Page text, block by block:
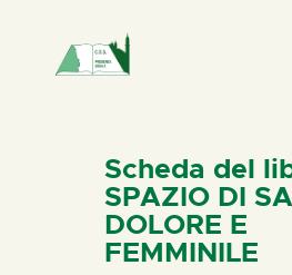
HOME
CHI SIAMO
NEWS
PERCORSI
Scheda del
SPAZIO DI
DOLORE E
FEMMINILE